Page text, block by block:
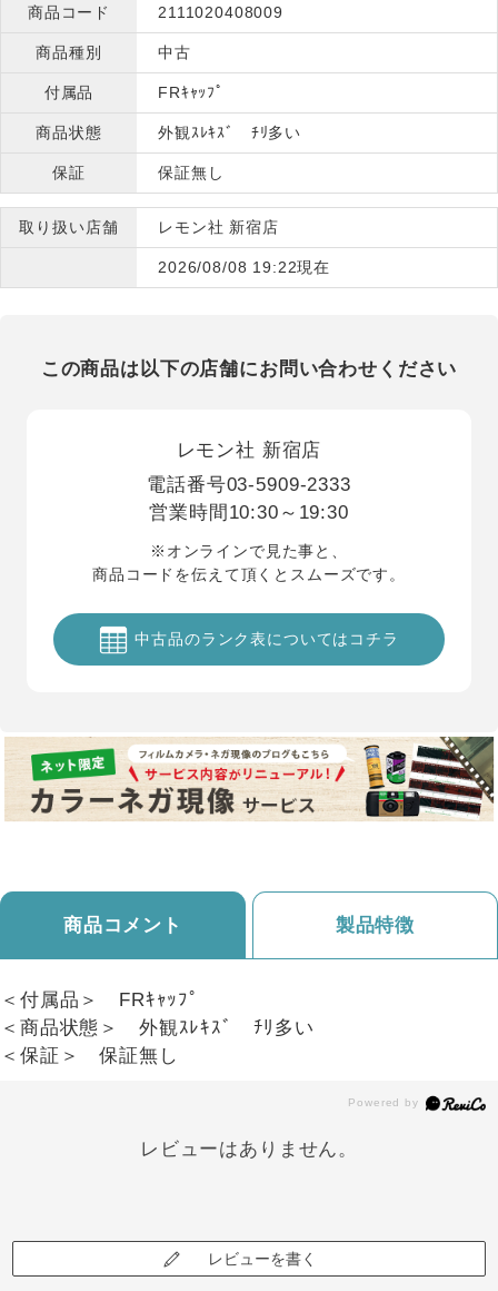
商品コード 2111020408009
商品種別 中古
付属品 FRｷｬｯﾌﾟ
商品状態 外観ｽﾚｷｽﾞ ﾁﾘ多い
保証 保証無し
取り扱い店舗 レモン社 新宿店
2026/08/08 19:22現在
この商品は以下の店舗にお問い合わせください
レモン社 新宿店
電話番号03-5909-2333
営業時間 10:30～19:30
※オンラインで見た事と、
商品コードを伝えて頂くとスムーズです。
中古品のランク表についてはコチラ
商品コメント 製品特徴
＜付属品＞ FRｷｬｯﾌﾟ
＜商品状態＞ 外観ｽﾚｷｽﾞ ﾁﾘ多い
＜保証＞ 保証無し
レビューはありません。
レビューを書く